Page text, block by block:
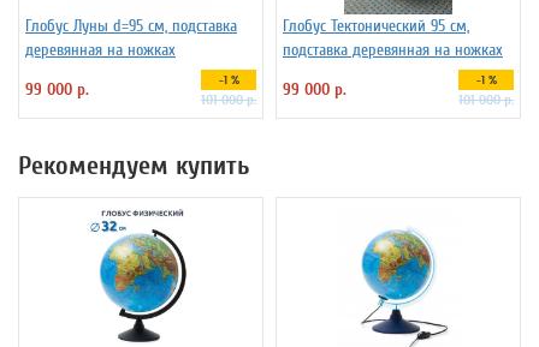
Глобус Луны d=95 см, подставка
деревянная на ножках
99 000 р.
-1 %
101 000 р.
Глобус Тектонический 95 см,
подставка деревянная на ножках
99 000 р.
-1 %
101 000 р.
Рекомендуем купить